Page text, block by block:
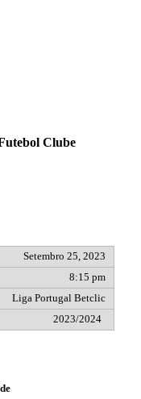
Clube
Setembro 25, 2023
8:15 pm
Liga Portugal Betclic
2023/2024